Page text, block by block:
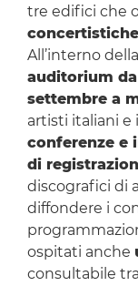
tre edifici che
All’interno
auditorium
settembre a
artisti italiani e
conferenze e
di
discografici di
diffondere i
ospitati anche
consultabile